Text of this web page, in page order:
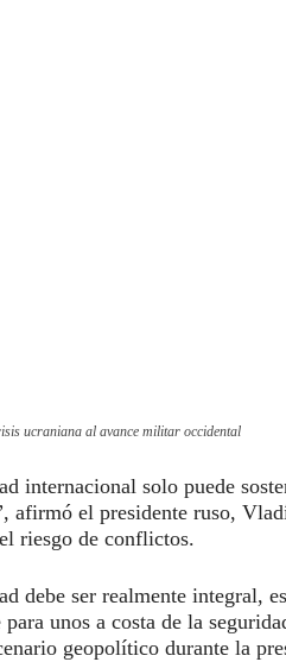
ucraniana al avance militar occidental
internacional solo puede
afirmó el presidente ruso,
riesgo de conflictos.
debe ser realmente integral,
para unos a costa de la
geopolítico durante la